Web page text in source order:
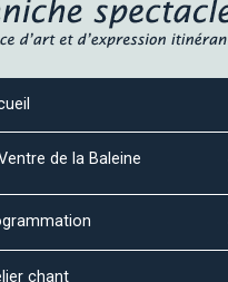
de la Baleine
chant